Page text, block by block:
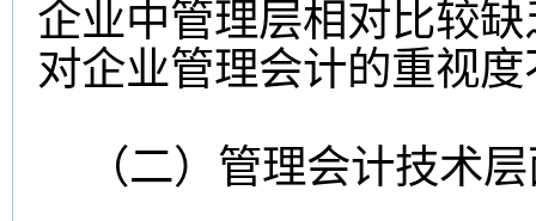
企业中管理层相对比较
对企业管理会计的重视
（二）管理会计技术层